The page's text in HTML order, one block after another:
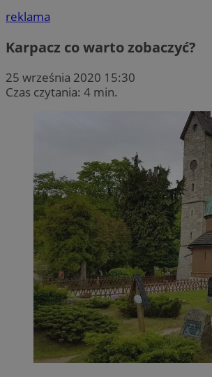
reklama
Karpacz co warto zobaczyć?
25 września 2020 15:30
Czas czytania: 4 min.